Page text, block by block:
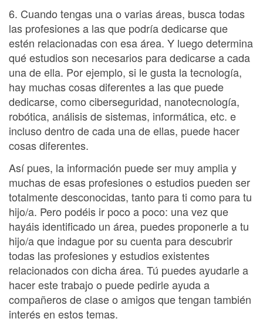
6. Cuando tengas una o varias áreas, busca todas
las profesiones a las que podría dedicarse que
estén relacionadas con esa área. Y luego determina
qué estudios son necesarios para dedicarse a cada
una de ella. Por ejemplo, si le gusta la tecnología,
hay muchas cosas diferentes a las que puede
dedicarse, como ciberseguridad, nanotecnología,
robótica, análisis de sistemas, informática, etc. e
incluso dentro de cada una de ellas, puede hacer
cosas diferentes.
Así pues, la información puede ser muy amplia y
muchas de esas profesiones o estudios pueden ser
totalmente desconocidas, tanto para ti como para tu
hijo/a. Pero podéis ir poco a poco: una vez que
hayáis identificado un área, puedes proponerle a tu
hijo/a que indague por su cuenta para descubrir
todas las profesiones y estudios existentes
relacionados con dicha área. Tú puedes ayudarle a
hacer este trabajo o puede pedirle ayuda a
compañeros de clase o amigos que tengan también
interés en estos temas.